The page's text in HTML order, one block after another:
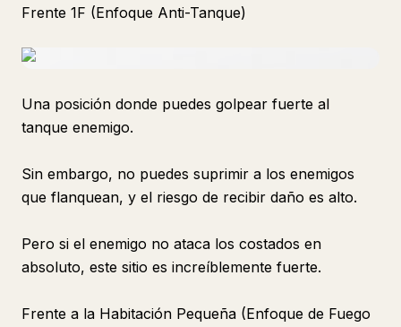
Frente 1F (Enfoque Anti-Tanque)
Una posición donde puedes golpear fuerte al
tanque enemigo.
Sin embargo, no puedes suprimir a los enemigos
que flanquean, y el riesgo de recibir daño es alto.
Pero si el enemigo no ataca los costados en
absoluto, este sitio es increíblemente fuerte.
Frente a la Habitación Pequeña (Enfoque de Fuego